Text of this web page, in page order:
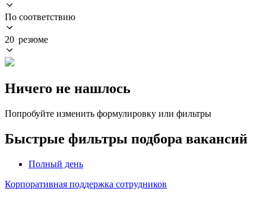
По соответствию
20 резюме
Ничего не нашлось
Попробуйте изменить формулировку или фильтры
Быстрые фильтры подбора вакансий
Полный день
Корпоративная поддержка сотрудников